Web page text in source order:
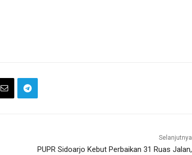
Selanjutnya
PUPR Sidoarjo Kebut Perbaikan 31 Ruas Jalan,